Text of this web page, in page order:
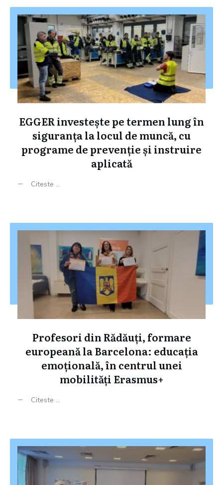
EGGER investește pe termen lung în
siguranța la locul de muncă, cu
programe de prevenție și instruire
aplicată
Citeste ...
Profesori din Rădăuți, formare
europeană la Barcelona: educația
emoțională, în centrul unei
mobilități Erasmus+
Citeste ...